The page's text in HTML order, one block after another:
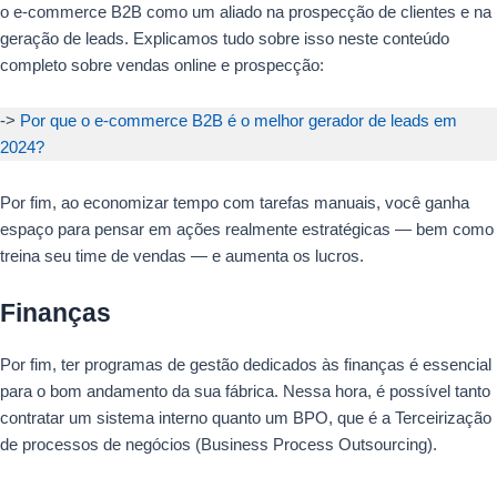
o e-commerce B2B como um aliado na prospecção de clientes e na
geração de leads. Explicamos tudo sobre isso neste conteúdo
completo sobre vendas online e prospecção:
-> Por que o e-commerce B2B é o melhor gerador de leads em
2024?
Por fim, ao economizar tempo com tarefas manuais, você ganha
espaço para pensar em ações realmente estratégicas — bem como
treina seu time de vendas — e aumenta os lucros.
Finanças
Por fim, ter programas de gestão dedicados às finanças é essencial
para o bom andamento da sua fábrica. Nessa hora, é possível tanto
contratar um sistema interno quanto um BPO, que é a Terceirização
de processos de negócios (Business Process Outsourcing).